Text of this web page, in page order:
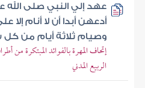
عهد إلي النبي صلى الله
أدعهن أبدا أن لا أنام
وصيام ثلاثة أيام من
إتحاف المهرة بالفوائد المبتكرة من
الربيع المدني